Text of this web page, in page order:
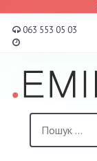
063 553 05 03